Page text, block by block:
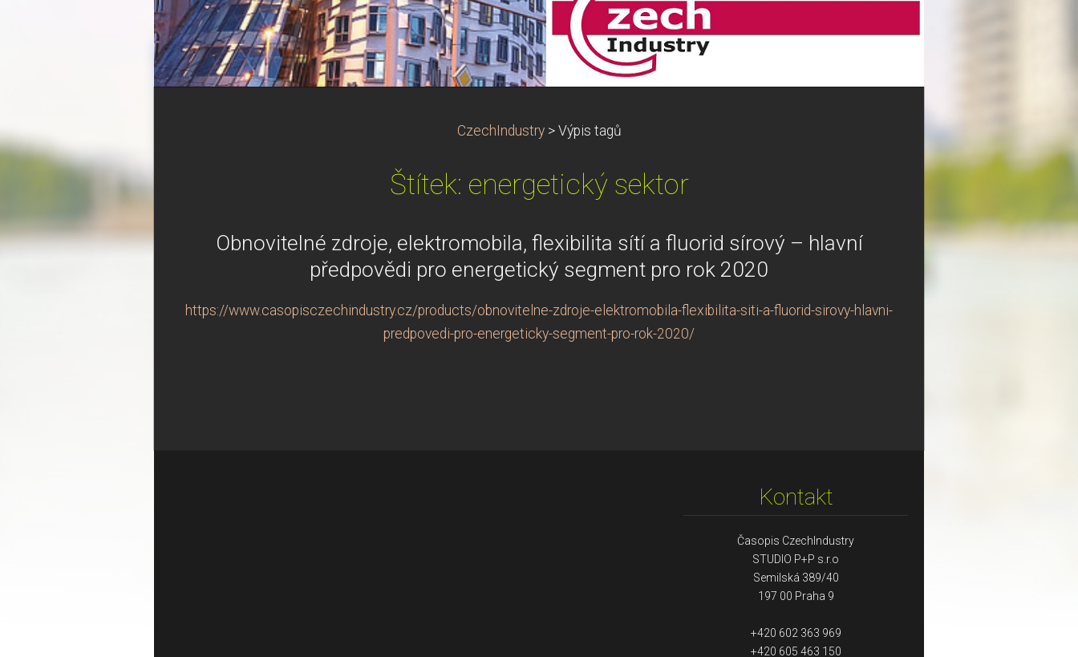
CzechIndustry > Výpis tagů
Štítek: energetický sektor
Obnovitelné zdroje, elektromobila, flexibilita sítí a fluorid sírový – hlavní
předpovědi pro energetický segment pro rok 2020
https://www.casopisczechindustry.cz/products/obnovitelne-zdroje-elektromobila-flexibilita-siti-a-fluorid-sirovy-hlavni-
predpovedi-pro-energeticky-segment-pro-rok-2020/
Kontakt
Časopis CzechIndustry
STUDIO P+P s.r.o
Semilská 389/40
197 00 Praha 9
+420 602 363 969
+420 605 463 150